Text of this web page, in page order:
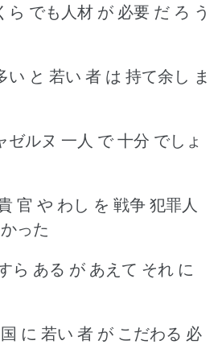
ら でも人材 が 必要 だ ろ う
い と 若い 者 は 持て余し ま
ゼルヌ 一人 で 十分 でしょ
官 や わし を 戦争 犯罪人
った
ら ある が あえて それ に
に 若い 者 が こだわる 必